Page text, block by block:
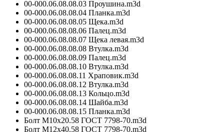
00-000.06.08.08.03 Проушина.m3d
00-000.06.08.08.04 Планка.m3d
00-000.06.08.08.05 Щека.m3d
00-000.06.08.08.06 Палец.m3d
00-000.06.08.08.07 Щека левая.m3d
00-000.06.08.08.08 Втулка.m3d
00-000.06.08.08.09 Палец.m3d
00-000.06.08.08.10 Втулка.m3d
00-000.06.08.08.11 Храповик.m3d
00-000.06.08.08.12 Втулка.m3d
00-000.06.08.08.13 Кольцо.m3d
00-000.06.08.08.14 Шайба.m3d
00-000.06.08.08.15 Планка.m3d
Болт M10х20.58 ГОСТ 7798-70.m3d
Болт M12х40.58 ГОСТ 7798-70.m3d